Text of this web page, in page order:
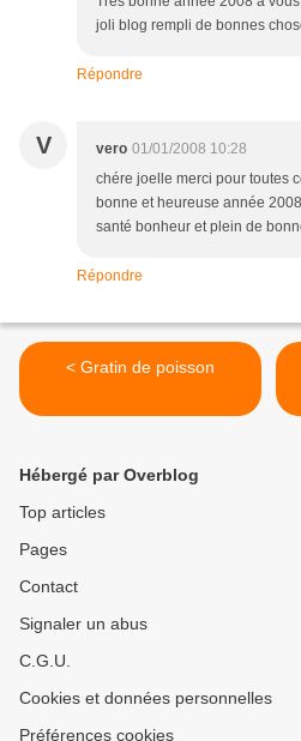
joli blog rempli de bonnes
Répondre
V vero 01/01/2008 10:28
chére joelle merci pour toutes
bonne et heureuse année
santé bonheur et plein de
Répondre
< Gratin de poisson
Hébergé par Overblog
Top articles
Pages
Contact
Signaler un abus
C.G.U.
Cookies et données personnelles
Préférences cookies